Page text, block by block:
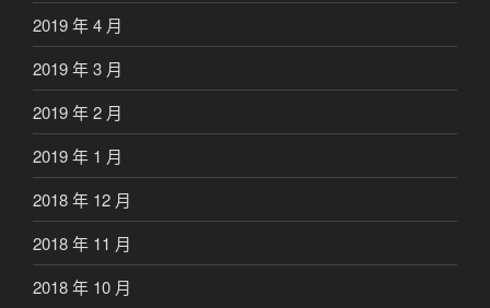
2019 年 4 月
2019 年 3 月
2019 年 2 月
2019 年 1 月
2018 年 12 月
2018 年 11 月
2018 年 10 月